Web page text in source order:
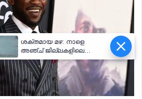
ശക്തമായ മഴ: നാളെ
അഞ്ച് ജില്ലകളിലെ
വിദ്യാഭ്യാസ
സ്ഥാപനങ്ങൾക്ക് അവധി